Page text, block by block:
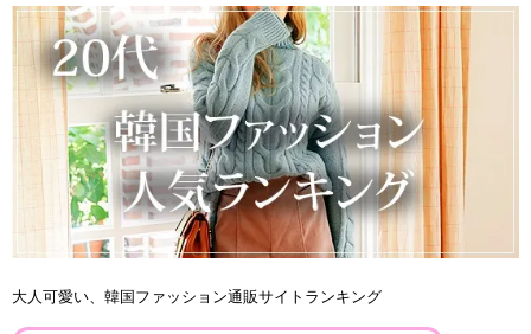
大人可愛い、韓国ファッション通販サイトランキング